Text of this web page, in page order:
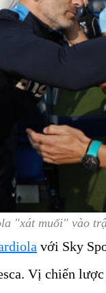
"xát muối" vào
với Sky
Vị chiến